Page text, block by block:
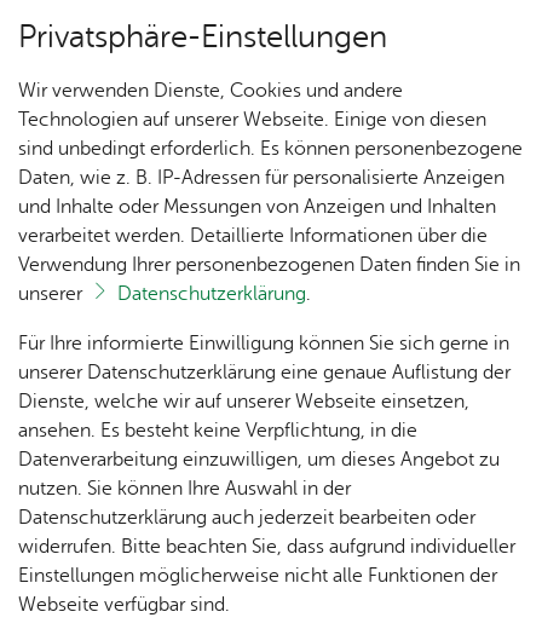
Un­se­re Ort­schaft
Ak­tu­
1250
Jahre
Ai­lin­
gen
Zah­
len,
Daten
& Fak­
ten
Ai­lin­
ger
Fe­ri­
en­
Orts­
vor­
& Ort­
schaft
s­rat
Ver­
eins­le­
ben
Ak­ti­on
mein­
sinn
Ai­lin­
gen
Öf­
fent­li­
Bil­der
Orts­
plan
Aus­bil­
dung
& of­fe­
Orts­plan
Ho­rach
Vor­le­sen
Privatsphäre-Einstellungen
Wir verwenden Dienste, Cookies und andere
Technologien auf unserer Webseite. Einige von diesen
sind unbedingt erforderlich. Es können personenbezogene
Daten, wie z. B. IP-Adressen für personalisierte Anzeigen
und Inhalte oder Messungen von Anzeigen und Inhalten
verarbeitet werden. Detaillierte Informationen über die
Verwendung Ihrer personenbezogenen Daten finden Sie in
unserer
Datenschutzerklärung.
Für Ihre informierte Einwilligung können Sie sich gerne in
unserer Datenschutzerklärung eine genaue Auflistung der
Dienste, welche wir auf unserer Webseite einsetzen,
ansehen. Es besteht keine Verpflichtung, in die
Datenverarbeitung einzuwilligen, um dieses Angebot zu
nutzen. Sie können Ihre Auswahl in der
Datenschutzerklärung auch jederzeit bearbeiten oder
widerrufen. Bitte beachten Sie, dass aufgrund individueller
Einstellungen möglicherweise nicht alle Funktionen der
Webseite verfügbar sind.